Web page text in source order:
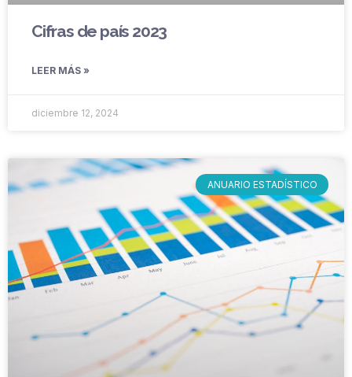
Cifras de país 2023
LEER MÁS »
diciembre 12, 2024
ANUARIO ESTADÍSTICO